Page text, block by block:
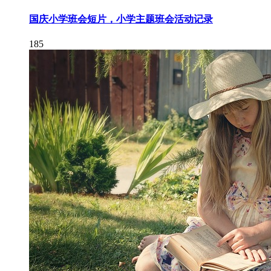
国庆小学班会短片，小学主题班会活动记录
185